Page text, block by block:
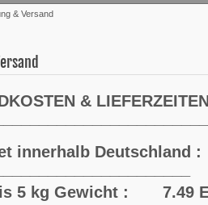
& Versand
&
innerhalb Deutschland :
5 kg Gewicht : 7.49